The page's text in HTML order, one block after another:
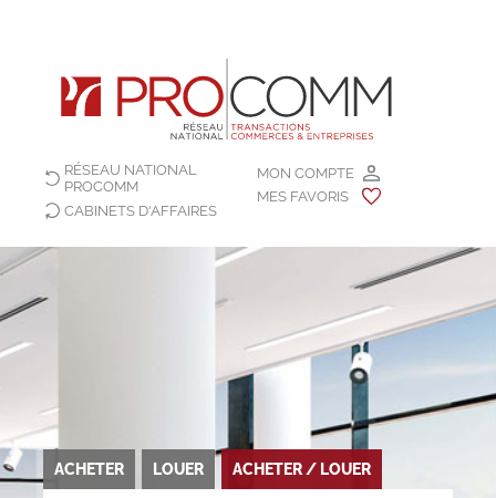
MON COMPTE
MES FAVORIS
RÉSEAU NATIONAL
PROCOMM
CABINETS D'AFFAIRES
ACHETER LOUER ACHETER / LOUER